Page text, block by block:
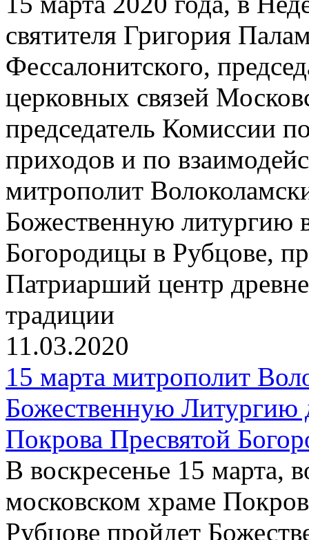
святителя Григория
Фессалонитского,
церковных связей
председатель Комиссии
приходов и по
митрополит
Божественную литургию
Богородицы в Рубцове,
Патриарший центр
традиции
11.03.2020
15 марта митрополит
Божественную Литургию
Покрова Пресвятой
В воскресенье 15 марта,
московском храме
Рубцове пройдет